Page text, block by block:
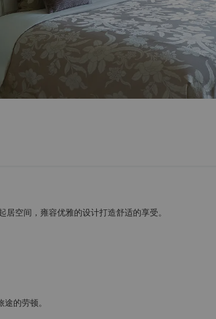
空间，雍容优雅的设计打造舒适的享受。
的劳顿。